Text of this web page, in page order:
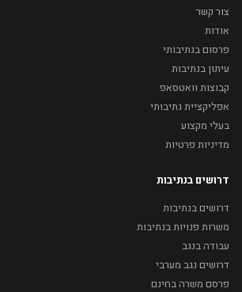
צור קשר
אודות
פרסום בנתיבותי
עיתון בנתיבות
קבוצות וואטסאפ
אפליקציית נתיבותי
בעלי מקצוע
מדיניות פרטיות
דרושים בנתיבות
דרושים בנתיבות
משרות פנויות בנתיבות
עבודה בנגב
דרושים נגב מערבי
פרסם משרה בחינם